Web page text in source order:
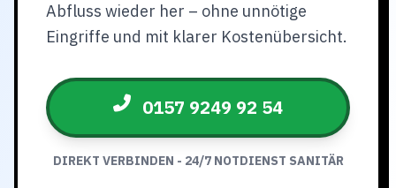
Abfluss wieder her – ohne unnötige
Eingriffe und mit klarer Kostenübersicht.
0157 9249 92 54
DIREKT VERBINDEN - 24/7 NOTDIENST SANITÄR